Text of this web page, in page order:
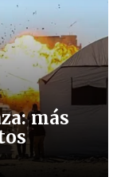
más